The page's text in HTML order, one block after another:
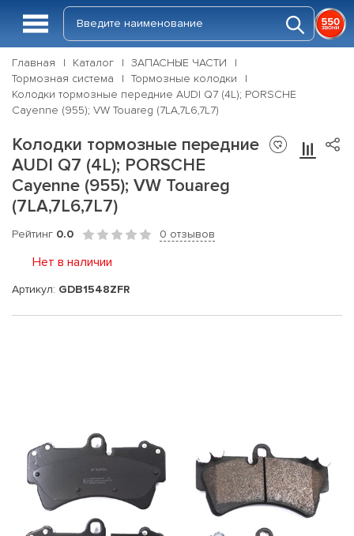
Главная Каталог
ЗАПАСНЫЕ ЧАСТИ
Тормозная система
Тормозные колодки
Колодки тормозные передние AUDI Q7 (4L); PORSCHE
Cayenne (955); VW Touareg (7LA,7L6,7L7)
Колодки тормозные передние
AUDI Q7 (4L); PORSCHE
Cayenne (955); VW Touareg
(7LA,7L6,7L7)
Рейтинг 0.0 0 отзывов
Нет в наличии
Артикул: GDB1548ZFR